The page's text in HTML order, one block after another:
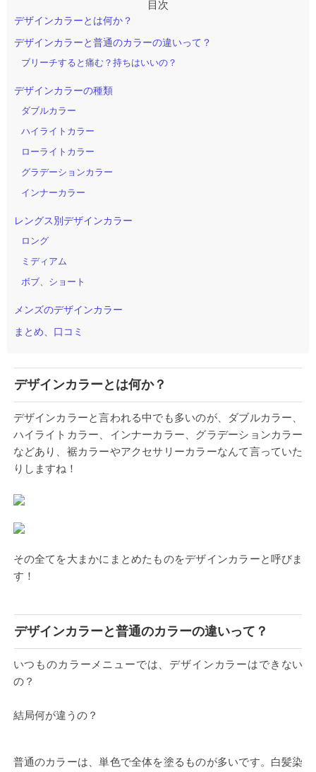
デザインカラーとは何か？
デザインカラーと普通のカラーの違いって？
ブリーチすると痛む？持ちはいいの？
デザインカラーの種類
ダブルカラー
ハイライトカラー
ローライトカラー
グラデーションカラー
インナーカラー
レングス別デザインカラー
ロング
ミディアム
ボブ、ショート
メンズのデザインカラー
まとめ、口コミ
デザインカラーとは何か？
デザインカラーと言われる中でも多いのが、ダブルカラー、
ハイライトカラー、インナーカラー、グラデーションカラー
などあり、裾カラーやアクセサリーカラーなんて言っていた
りしますね！
その全てを大まかにまとめたものをデザインカラーと呼びま
す！
デザインカラーと普通のカラーの違いって？
いつものカラーメニューでは、デザインカラーはできない
の？
結局何が違うの？
普通のカラーは、単色で全体を塗るものが多いです。白髪染